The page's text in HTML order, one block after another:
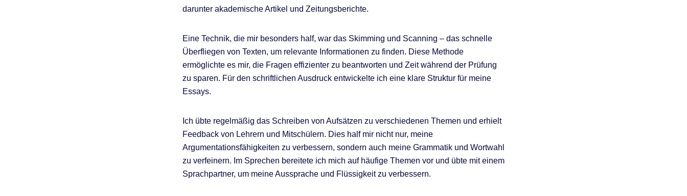
darunter akademische Artikel und Zeitungsberichte.
Eine Technik, die mir besonders half, war das Skimming und Scanning – das schnelle
Überfliegen von Texten, um relevante Informationen zu finden. Diese Methode
ermöglichte es mir, die Fragen effizienter zu beantworten und Zeit während der Prüfung
zu sparen. Für den schriftlichen Ausdruck entwickelte ich eine klare Struktur für meine
Essays.
Ich übte regelmäßig das Schreiben von Aufsätzen zu verschiedenen Themen und erhielt
Feedback von Lehrern und Mitschülern. Dies half mir nicht nur, meine
Argumentationsfähigkeiten zu verbessern, sondern auch meine Grammatik und Wortwahl
zu verfeinern. Im Sprechen bereitete ich mich auf häufige Themen vor und übte mit einem
Sprachpartner, um meine Aussprache und Flüssigkeit zu verbessern.